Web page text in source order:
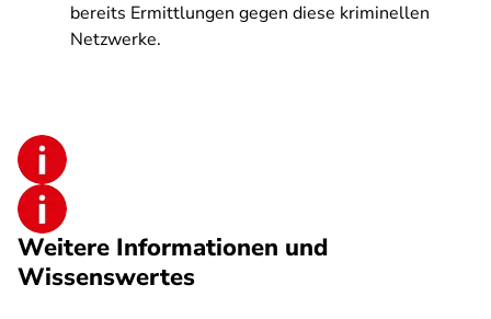
bereits Ermittlungen gegen diese kriminellen
Netzwerke.
Weitere Informationen und
Wissenswertes